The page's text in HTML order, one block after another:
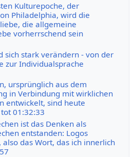
Kulturepoche, der
Philadelphia, wird die
die allgemeine
vorherrschend sein
sich stark verändern - von der
zur Individualsprache
ursprünglich aus dem
in Verbindung mit wirklichen
entwickelt, sind heute
01:32:33
ist das Denken als
entstanden: Logos
das Wort, das ich innerlich